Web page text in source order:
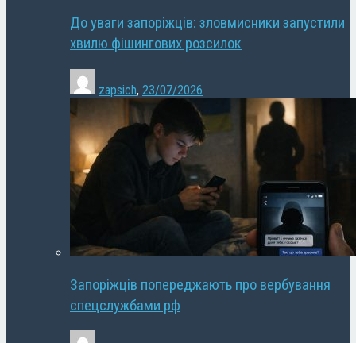
До уваги запоріжців: зловмисники запустили
хвилю фішингових розсилок
zapsich, 23/07/2026
Запоріжців попереджають про вербування
спецслужбами рф